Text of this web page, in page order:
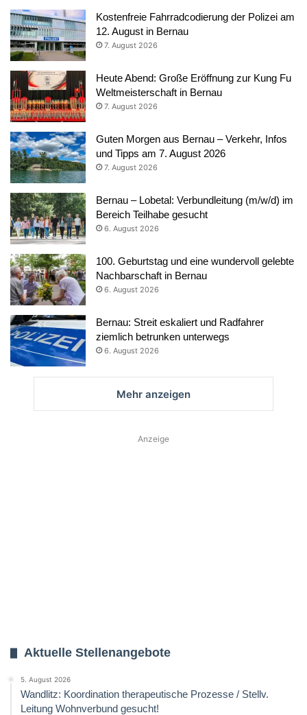
Kostenfreie Fahrradcodierung der Polizei am
12. August in Bernau
7. August 2026
Heute Abend: Große Eröffnung zur Kung Fu
Weltmeisterschaft in Bernau
7. August 2026
Guten Morgen aus Bernau – Verkehr, Infos
und Tipps am 7. August 2026
7. August 2026
Bernau – Lobetal: Verbundleitung (m/w/d) im
Bereich Teilhabe gesucht
6. August 2026
100. Geburtstag und eine wundervoll gelebte
Nachbarschaft in Bernau
6. August 2026
Bernau: Streit eskaliert und Radfahrer
ziemlich betrunken unterwegs
6. August 2026
Mehr anzeigen
Anzeige
Aktuelle Stellenangebote
5. August 2026
Wandlitz: Koordination therapeutische Prozesse / Stellv.
Leitung Wohnverbund gesucht!